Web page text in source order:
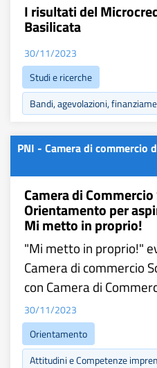
I risultati del
Basilicata
30/11/2023
Studi e ricerche
Bandi, agevolazioni,
PNI - Camera di commercio
Camera di
Orientamento per
Mi metto in proprio!
"Mi metto in proprio!"
Camera di commercio
con Camera di
30/11/2023
Orientamento
Attitudini e Competenze